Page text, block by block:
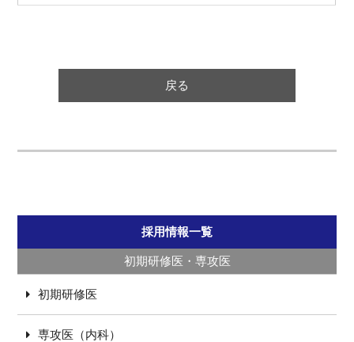
戻る
採用情報一覧
初期研修医・専攻医
初期研修医
専攻医（内科）